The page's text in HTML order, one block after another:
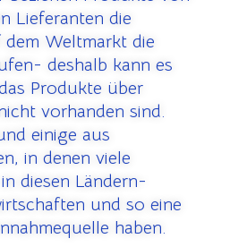
Lieferanten die
Weltmarkt die
deshalb kann es
Produkte über
vorhanden sind.
einige aus
in denen viele
diesen Ländern-
und so eine
haben.